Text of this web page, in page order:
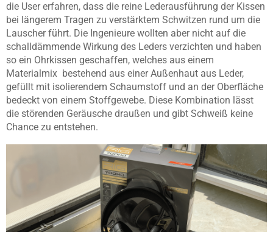
die User erfahren, dass die reine Lederausführung der Kissen
bei längerem Tragen zu verstärktem Schwitzen rund um die
Lauscher führt. Die Ingenieure wollten aber nicht auf die
schalldämmende Wirkung des Leders verzichten und haben
so ein Ohrkissen geschaffen, welches aus einem
Materialmix bestehend aus einer Außenhaut aus Leder,
gefüllt mit isolierendem Schaumstoff und an der Oberfläche
bedeckt von einem Stoffgewebe. Diese Kombination lässt
die störenden Geräusche draußen und gibt Schweiß keine
Chance zu entstehen.